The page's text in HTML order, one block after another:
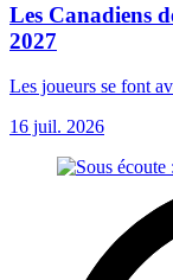
Les Canadiens
2027
Les joueurs se font
16 juil. 2026